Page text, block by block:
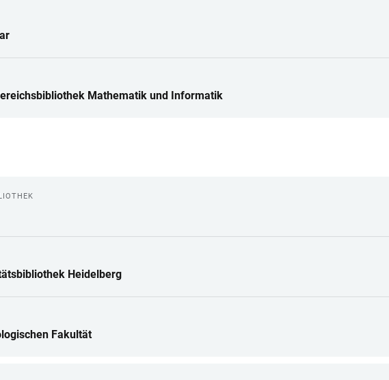
Mathematik und Informatik
Heidelberg
Fakultät